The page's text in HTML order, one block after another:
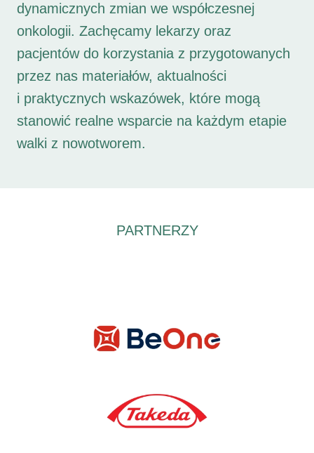
dynamicznych zmian we współczesnej
onkologii. Zachęcamy lekarzy oraz
pacjentów do korzystania z przygotowanych
przez nas materiałów, aktualności
i praktycznych wskazówek, które mogą
stanowić realne wsparcie na każdym etapie
walki z nowotworem.
PARTNERZY